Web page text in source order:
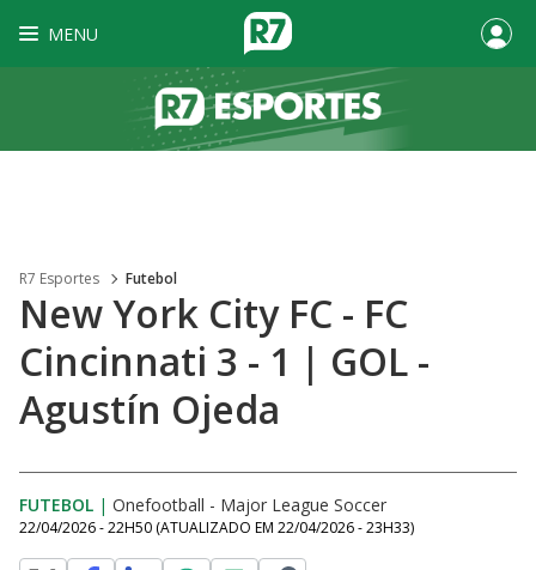
MENU
R7 Esportes Futebol
New York City FC - FC
Cincinnati 3 - 1 | GOL -
Agustín Ojeda
FUTEBOL | Onefootball - Major League Soccer
22/04/2026 - 22H50 (ATUALIZADO EM 22/04/2026 - 23H33)